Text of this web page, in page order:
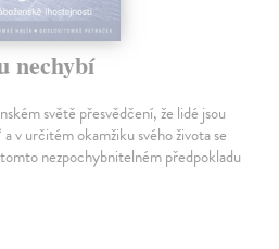
nechybí
světě přesvědčení, že lidé jsou
v určitém okamžiku svého života se
nezpochybnitelném předpokladu